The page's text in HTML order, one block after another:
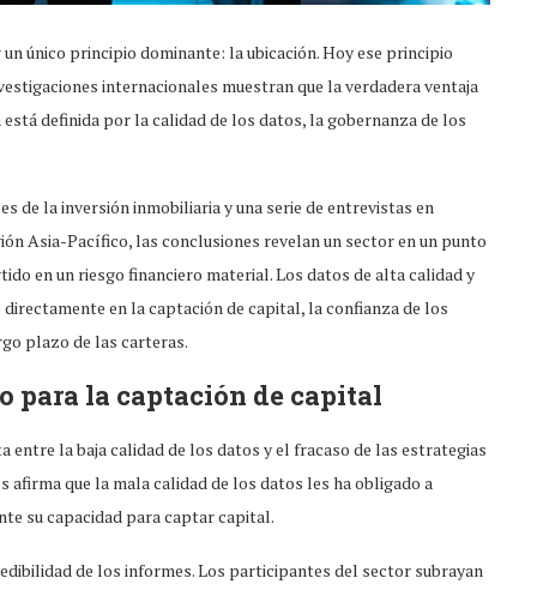
único principio dominante: la ubicación. Hoy ese principio
internacionales muestran que la verdadera ventaja
definida por la calidad de los datos, la gobernanza de los
de la inversión inmobiliaria y una serie de entrevistas en
Asia-Pacífico, las conclusiones revelan un sector en un punto
en un riesgo financiero material. Los datos de alta calidad y
en la captación de capital, la confianza de los
plazo de las carteras.
para la captación de capital
la baja calidad de los datos y el fracaso de las estrategias
que la mala calidad de los datos les ha obligado a
su capacidad para captar capital.
de los informes. Los participantes del sector subrayan